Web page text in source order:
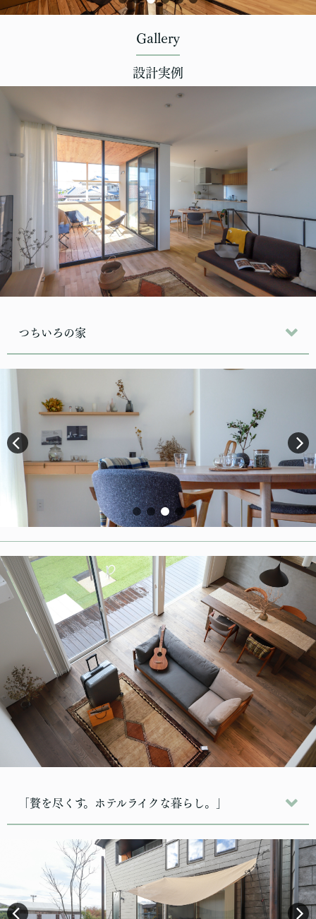
Gallery
設計実例
つちいろの家
「贅を尽くす。ホテルライクな暮らし。」